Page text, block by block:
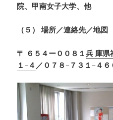
院、甲南女子大学、他
（５） 場所／連絡先／地図
〒 ６５４ー００８１兵 庫県
１−４ ／０７８−７３１−４６